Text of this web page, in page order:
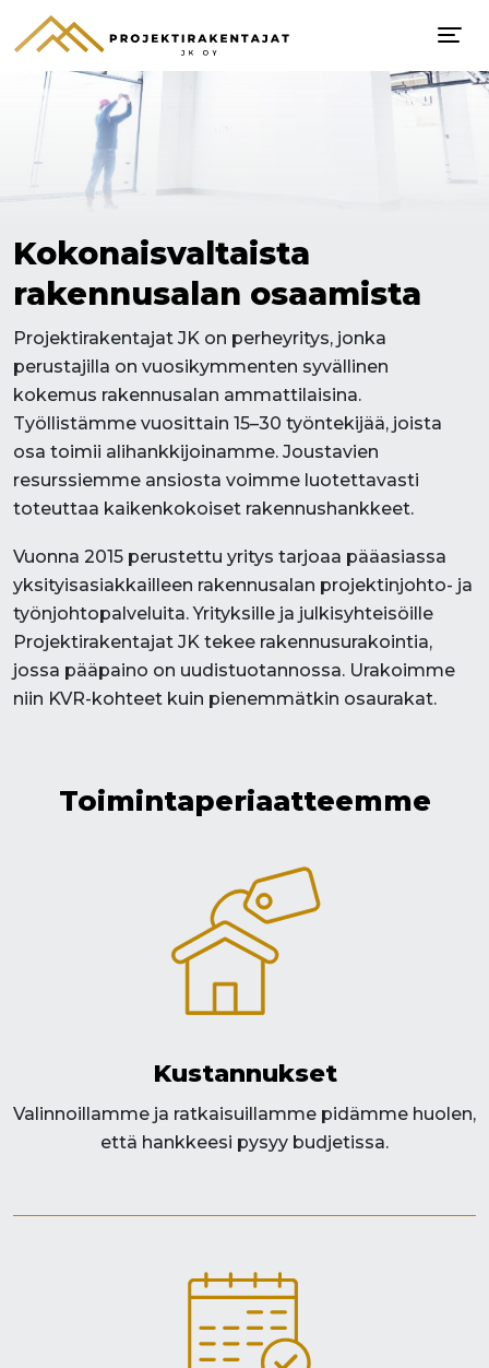
Kokonaisvaltaista
rakennusalan osaamista
Projektirakentajat JK on perheyritys, jonka
perustajilla on vuosikymmenten syvällinen
kokemus rakennusalan ammattilaisina.
Työllistämme vuosittain 15–30 työntekijää, joista
osa toimii alihankkijoinamme. Joustavien
resurssiemme ansiosta voimme luotettavasti
toteuttaa kaikenkokoiset rakennushankkeet.​
Vuonna 2015 perustettu yritys tarjoaa pääasiassa
yksityisasiakkailleen rakennusalan projektinjohto- ja
työnjohtopalveluita. Yrityksille ja julkisyhteisöille
Projektirakentajat JK tekee rakennusurakointia,
jossa pääpaino on uudistuotannossa. Urakoimme
niin KVR-kohteet kuin pienemmätkin osaurakat.
Toiminta­­periaatteemme
Kustannukset
Valinnoillamme ja ratkaisuillamme pidämme huolen,
että hankkeesi pysyy budjetissa.​